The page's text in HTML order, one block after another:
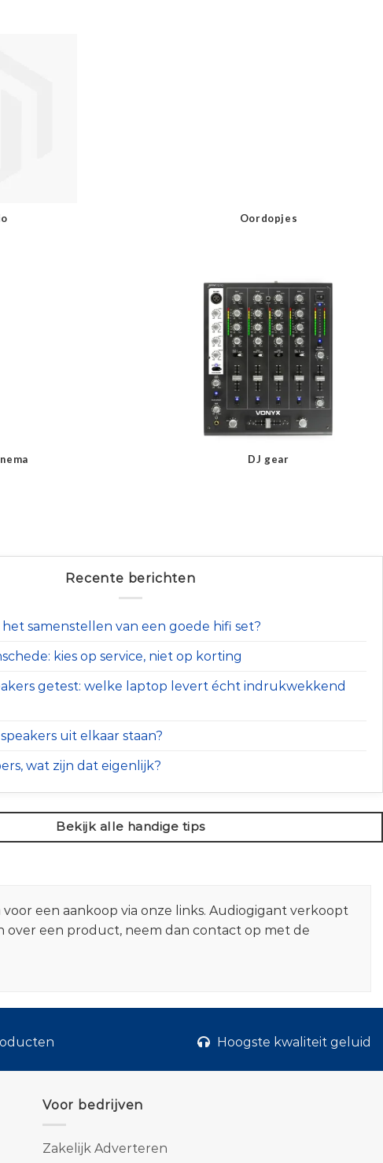
Oordopjes
DJ gear
Recente berichten
samenstellen van een goede hifi set?
kies op service, niet op korting
getest: welke laptop levert écht indrukwekkend
uit elkaar staan?
wat zijn dat eigenlijk?
Bekijk alle handige tips
een aankoop via onze links. Audiogigant verkoopt
een product, neem dan contact op met de
Hoogste kwaliteit geluid
Voor bedrijven
Zakelijk Adverteren